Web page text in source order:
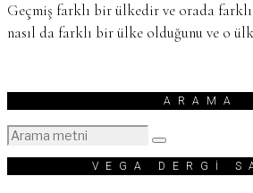
Geçmiş farklı bir ülkedir ve orada farklı
nasıl da farklı bir ülke olduğunu ve o
ARAMA
VEGA DERGİ